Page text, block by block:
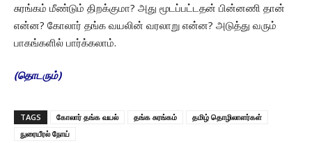
சுரங்கம் மீண்டும் திறக்குமா? அது மூடப்பட்டதன் பின்னணி தான்
என்ன? கோலார் தங்க வயலின் வரலாறு என்ன? அடுத்து வரும்
பாகங்களில் பார்க்கலாம்.
(தொடரும்)
TAGS கோலார் தங்க வயல் தங்க சுரங்கம்
தமிழ் தொழிலாளர்கள்
நுரையீரல் நோய்